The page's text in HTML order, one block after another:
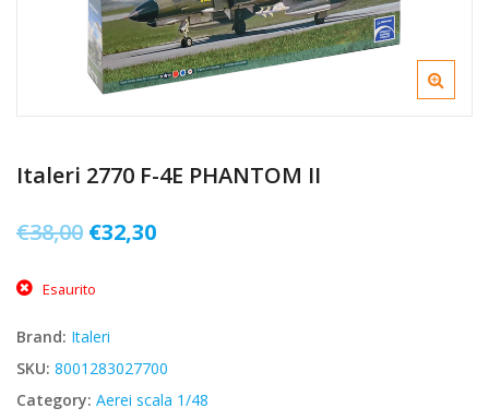
Italeri 2770 F-4E PHANTOM II
€38,00 Il
originale
era:
€38,00.
€32,30Il
€32,30.
Esaurito
Brand: Italeri
SKU: 8001283027700
Category: Aerei scala 1/48